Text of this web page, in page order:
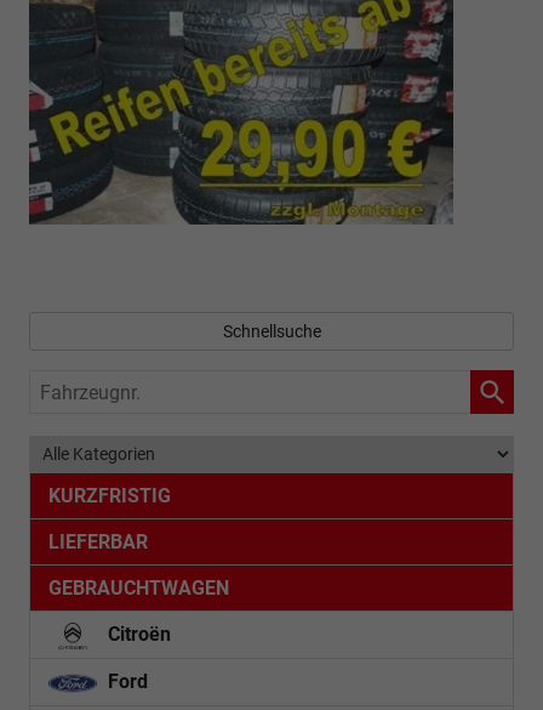
Schnellsuche
Fahrzeugnr.
KURZFRISTIG
LIEFERBAR
GEBRAUCHTWAGEN
Citroën
Ford